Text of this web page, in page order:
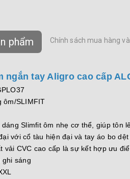
phẩm Chính sách mua hàng
ngắn tay Aligro cao cấp
ôm/SLIMFIT
Slimfit ôm nhẹ cơ thể, giúp tôn
với cổ tàu hiện đại và tay áo bo
vải CVC cao cấp là sự kết hợp ưu
ghi sáng